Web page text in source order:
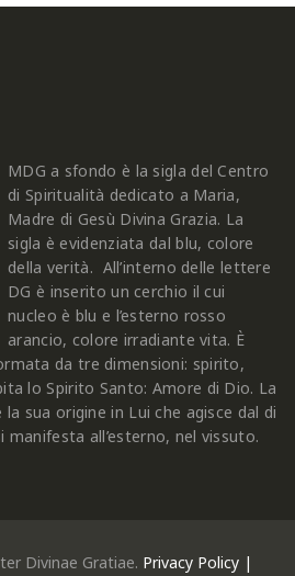
MDG a sfondo è la sigla del Centro
di Spiritualità dedicato a Maria,
Madre di Gesù Divina Grazia. La
sigla è evidenziata dal blu, colore
della verità. All’interno delle lettere
DG è inserito un cerchio il cui
nucleo è blu e l’esterno rosso
arancio, colore irradiante vita. È
da tre dimensioni: spirito,
lo Spirito Santo: Amore di Dio. La
sua origine in Lui che agisce dal di
all’esterno, nel vissuto.
Divinae Gratiae. Privacy Policy |